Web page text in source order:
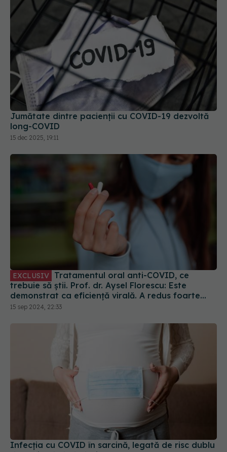
Jumătate dintre pacienții cu COVID-19 dezvoltă
long-COVID
15 dec 2025, 19:11
trebuie să știi. Prof. dr. Aysel Florescu: Este
demonstrat ca eficiență virală. A redus foarte
mult riscul de spitalizare
15 sep 2024, 22:33
Infecția cu COVID în sarcină, legată de risc dublu
de autism la bebeluși
31 oct 2025, 19:27